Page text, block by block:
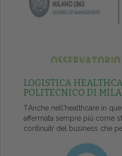
LOGISTICA
POLITECNICO DI
ŤAnche nell'healthcare in
affermata sempre piů come
continuitŕ del business che per